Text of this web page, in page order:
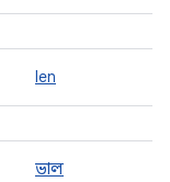
len
ভাল